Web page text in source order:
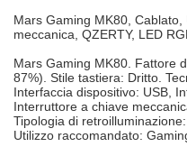
Mars Gaming MK80,
meccanica, QZERTY, LED
Mars Gaming MK80. Fattore
87%). Stile tastiera: Dritto.
Interfaccia dispositivo: USB,
Interruttore a chiave
Tipologia di
Utilizzo raccomandato: